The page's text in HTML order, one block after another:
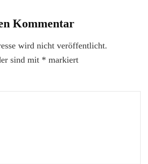
Kommentar
wird nicht veröffentlicht.
sind mit * markiert